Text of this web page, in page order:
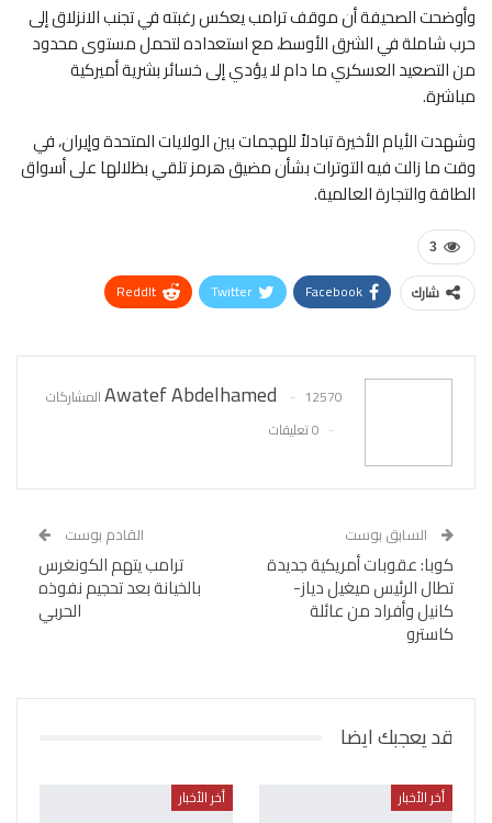
وأوضحت الصحيفة أن موقف ترامب يعكس رغبته في تجنب الانزلاق إلى
حرب شاملة في الشرق الأوسط، مع استعداده لتحمل مستوى محدود
من التصعيد العسكري ما دام لا يؤدي إلى خسائر بشرية أميركية
مباشرة.
وشهدت الأيام الأخيرة تبادلاً للهجمات بين الولايات المتحدة وإيران، في
وقت ما زالت فيه التوترات بشأن مضيق هرمز تلقي بظلالها على أسواق
الطاقة والتجارة العالمية.
3
شارك Facebook
Twitter
ReddIt
Awatef Abdelhamed
12570 المشاركات
0 تعليقات
السابق بوست
كوبا: عقوبات أمريكية جديدة
تطال الرئيس ميغيل دياز-
كانيل وأفراد من عائلة
كاسترو
القادم بوست
ترامب يتهم الكونغرس
بالخيانة بعد تحجيم نفوذه
الحربي
قد يعجبك ايضا
أخر الأخبار أخر الأخبار